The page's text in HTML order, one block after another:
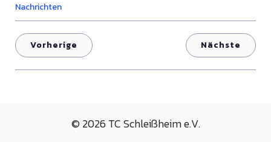
Nachrichten
Vorherige Nächste
© 2026 TC Schleißheim e.V.